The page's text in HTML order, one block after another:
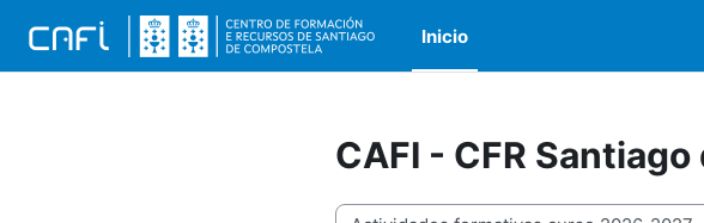
Ir ao contido principal
Inicio
CAFI - CFR